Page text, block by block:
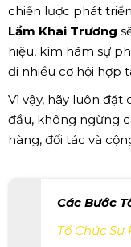
chiến lược phát
Lầm Khai Trương
hiệu, kìm hãm sự
đi nhiều cơ hội hợp
Vì vậy, hãy luôn
đầu, không ngừng
hàng, đối tác và
Các Bước
Tổ Chức Sự